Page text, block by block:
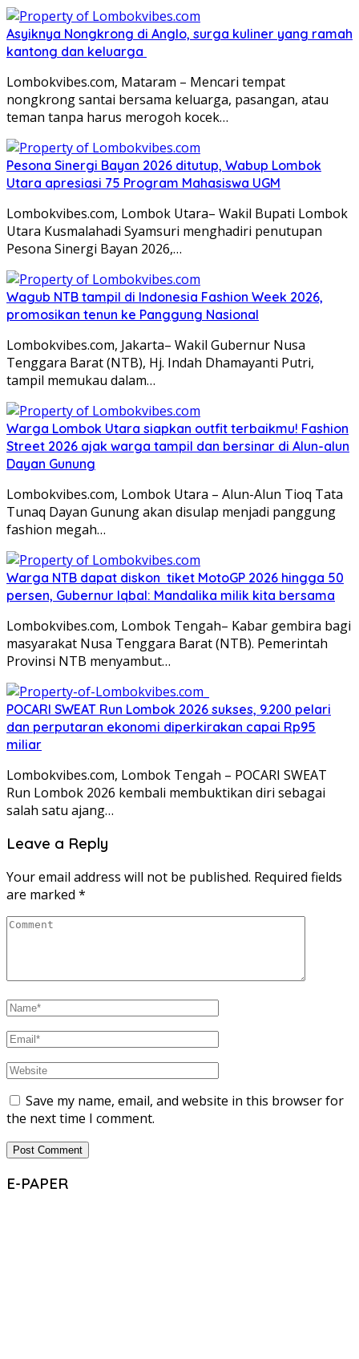
Asyiknya Nongkrong di Anglo, surga kuliner yang ramah
kantong dan keluarga
Lombokvibes.com, Mataram – Mencari tempat
nongkrong santai bersama keluarga, pasangan, atau
teman tanpa harus merogoh kocek…
Pesona Sinergi Bayan 2026 ditutup, Wabup Lombok
Utara apresiasi 75 Program Mahasiswa UGM
Lombokvibes.com, Lombok Utara– Wakil Bupati Lombok
Utara Kusmalahadi Syamsuri menghadiri penutupan
Pesona Sinergi Bayan 2026,…
Wagub NTB tampil di Indonesia Fashion Week 2026,
promosikan tenun ke Panggung Nasional
Lombokvibes.com, Jakarta– Wakil Gubernur Nusa
Tenggara Barat (NTB), Hj. Indah Dhamayanti Putri,
tampil memukau dalam…
Warga Lombok Utara siapkan outfit terbaikmu! Fashion
Street 2026 ajak warga tampil dan bersinar di Alun-alun
Dayan Gunung
Lombokvibes.com, Lombok Utara – Alun-Alun Tioq Tata
Tunaq Dayan Gunung akan disulap menjadi panggung
fashion megah…
Warga NTB dapat diskon tiket MotoGP 2026 hingga 50
persen, Gubernur Iqbal: Mandalika milik kita bersama
Lombokvibes.com, Lombok Tengah– Kabar gembira bagi
masyarakat Nusa Tenggara Barat (NTB). Pemerintah
Provinsi NTB menyambut…
POCARI SWEAT Run Lombok 2026 sukses, 9.200 pelari
dan perputaran ekonomi diperkirakan capai Rp95
miliar
Lombokvibes.com, Lombok Tengah – POCARI SWEAT
Run Lombok 2026 kembali membuktikan diri sebagai
salah satu ajang…
Leave a Reply
Your email address will not be published. Required fields
are marked *
Save my name, email, and website in this browser for
the next time I comment.
E-PAPER